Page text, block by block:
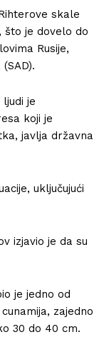
skale
što je dovelo do
Rusije,
je
koji je
javlja državna
uključujući
izjavio je da su
je jedno od
zajedno
30 do 40 cm.